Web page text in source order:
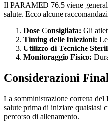
Il PARAMED 76.5 viene
salute. Ecco alcune
Dose Consigliata: Gli
Timing delle Iniezioni:
Utilizzo di Tecniche
Monitoraggio Fisico:
Considerazioni
La somministrazione corretta del
salute prima di iniziare qualsiasi
percorso di allenamento.